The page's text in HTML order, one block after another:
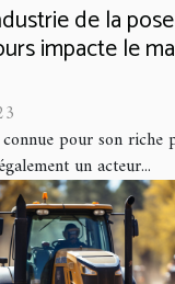
de la
impacte le
pour son riche
un acteur...